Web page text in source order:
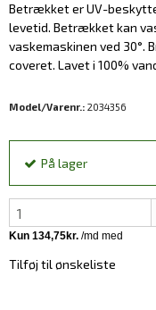
Betrækket er UV-
levetid. Betrækket kan
vaskemaskinen ved 30°.
coveret. Lavet i 100%
Model/Varenr.: 2034356
På lager
Tilføj til ønskeliste